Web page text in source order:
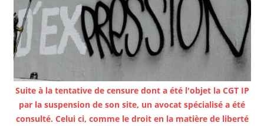
Suite à la tentative de censure dont a été l'objet la CGT IP
par la suspension de son site, un avocat spécialisé a été
consulté. Celui ci, comme le droit en la matière de liberté